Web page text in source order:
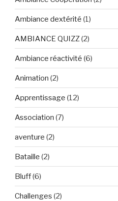
Ambiance dextérité (1)
AMBIANCE QUIZZ(2)
Ambiance réactivité (6)
Animation (2)
Apprentissage (12)
Association (7)
aventure (2)
Bataille (2)
Bluff(6)
Challenges (2)